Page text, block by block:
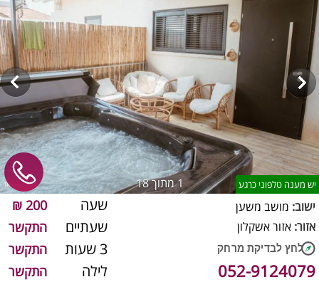
1מתוך 18 יש מענה טלפוני כרגע
שעה 200 ₪
שעתיים התקשר
3 שעות התקשר
לילה התקשר
ישוב: מושב משען
אזור: אזור אשקלון
052-9124079